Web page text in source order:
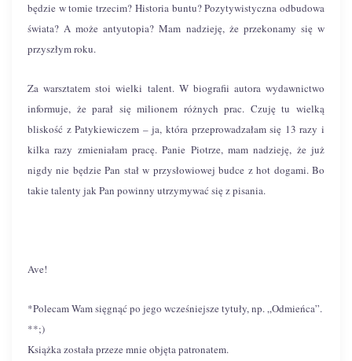
będzie w tomie trzecim? Historia buntu? Pozytywistyczna odbudowa
świata? A może antyutopia? Mam nadzieję, że przekonamy się w
przyszłym roku.
Za warsztatem stoi wielki talent. W biografii autora wydawnictwo
informuje, że parał się milionem różnych prac. Czuję tu wielką
bliskość z Patykiewiczem – ja, która przeprowadzałam się 13 razy i
kilka razy zmieniałam pracę. Panie Piotrze, mam nadzieję, że już
nigdy nie będzie Pan stał w przysłowiowej budce z hot dogami. Bo
takie talenty jak Pan powinny utrzymywać się z pisania.
Ave!
*Polecam Wam sięgnąć po jego wcześniejsze tytuły, np. „Odmieńca”.
**;)
Książka została przeze mnie objęta patronatem.